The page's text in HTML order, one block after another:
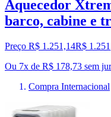
Aquecedor
barco, cabine e
Preço R$ 1.251,14R$ 1.251
Ou 7x de R$ 178,73 sem
Compra Internacional